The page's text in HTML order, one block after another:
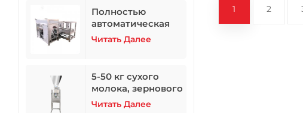
машина
Полностью
автоматическая
упаковочная
животных 10-50 кг
Читать Далее
5-50 кг сухого
молока, зернового
порошка, порошка
Читать Далее
1 2